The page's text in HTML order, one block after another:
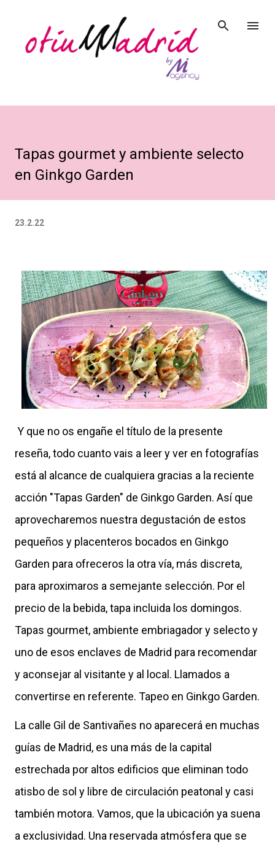
Ir al contenido principal
Tapas gourmet y ambiente selecto
en Ginkgo Garden
23.2.22
Y que no os engañe el título de la presente
reseña, todo cuanto vais a leer y ver en fotografías
está al alcance de cualquiera gracias a la reciente
acción "Tapas Garden" de Ginkgo Garden. Así que
aprovecharemos nuestra degustación de estos
pequeños y placenteros bocados en Ginkgo
Garden para ofreceros la otra vía, más discreta,
para aproximaros a semejante selección. Por el
precio de la bebida, tapa incluida los domingos.
Tapas gourmet, ambiente embriagador y selecto y
uno de esos enclaves de Madrid para recomendar
y aconsejar al visitante y al local. Llamados a
convertirse en referente. Tapeo en Ginkgo Garden.
La calle Gil de Santivañes no aparecerá en muchas
guías de Madrid, es una más de la capital
estrechada por altos edificios que eliminan todo
atisbo de sol y libre de circulación peatonal y casi
también motora. Vamos, que la ubicación ya suena
a exclusividad. Una reservada atmósfera que se